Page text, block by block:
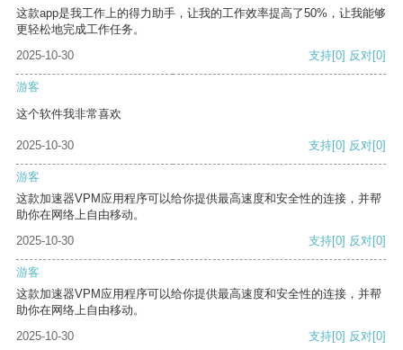
这款app是我工作上的得力助手，让我的工作效率提高了50%，让我能够
更轻松地完成工作任务。
2025-10-30
支持[0] 反对[0]
游客
这个软件我非常喜欢
2025-10-30 支持[0] 反对[0]
游客
这款加速器VPM应用程序可以给你提供最高速度和安全性的连接，并帮
助你在网络上自由移动。
2025-10-30
支持[0] 反对[0]
游客
这款加速器VPM应用程序可以给你提供最高速度和安全性的连接，并帮
助你在网络上自由移动。
2025-10-30
支持[0] 反对[0]